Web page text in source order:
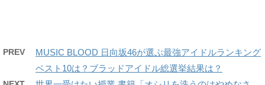
PREV
MUSIC BLOOD 日向坂46が選ぶ最強アイドルランキング
ベスト10は？ブラッドアイドル総選挙結果は？